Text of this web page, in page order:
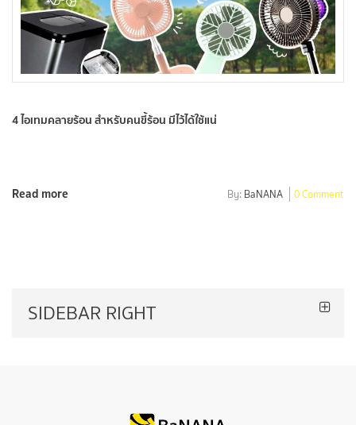
4 ไอเทมคลายร้อน สำหรับคนขี้ร้อน มีไว้ได้ใช้แน่
Read more By: BaNANA 0 Comment
SIDEBAR RIGHT